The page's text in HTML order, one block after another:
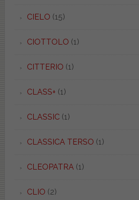
CIELO (15)
CIOTTOLO (1)
CITTERIO (1)
CLASS+ (1)
CLASSIC(1)
CLASSICA TERSO (1)
CLEOPATRA (1)
CLIO (2)